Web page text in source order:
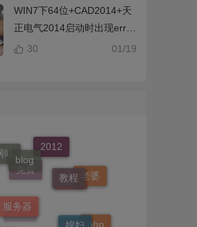
WIN7下64位+CAD2014+天
正电气2014启动时出现error
提示解决办法
01/19
30
服务器
wordpress
教程
blog
php
老婆
2012
网站
免费